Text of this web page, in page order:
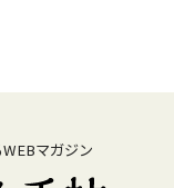
マガジン